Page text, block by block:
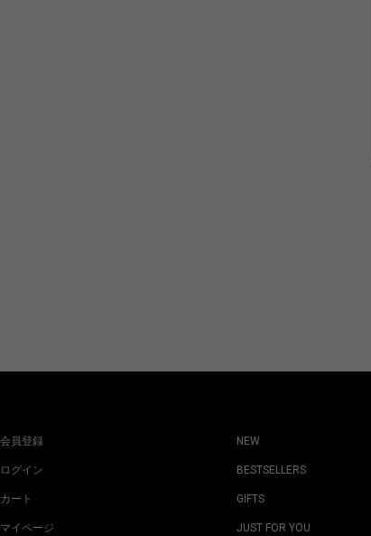
会員登録
ログイン
カート
マイページ
NEW
BESTSELLERS
GIFTS
JUST FOR YOU